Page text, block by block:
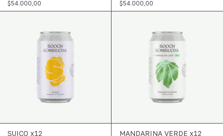
$54.000,00 $54.000,00
SUICO x12 MANDARINA VERDE x12